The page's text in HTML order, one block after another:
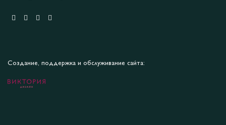
Создание, поддержка и обслуживание сайта: